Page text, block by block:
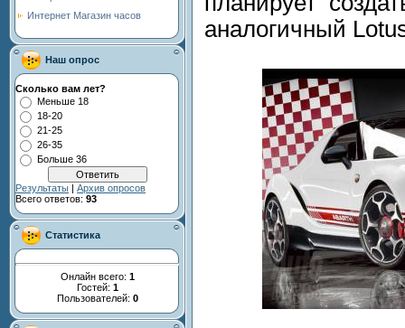
Интернет Магазин часов
Наш опрос
Сколько вам лет?
Меньше 18
18-20
21-25
26-35
Больше 36
Результаты | Архив опросов
Всего ответов: 93
Статистика
Онлайн всего: 1
Гостей: 1
Пользователей: 0
аналогичный